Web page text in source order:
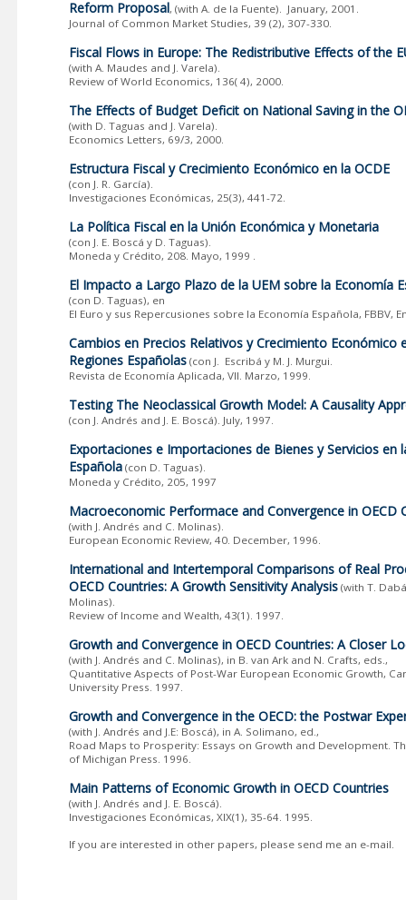
Reform Proposal, (with A. de la Fuente). January, 2001.
Journal of Common Market Studies, 39 (2), 307-330.
Fiscal Flows in Europe: The Redistributive Effects of the
(with A. Maudes and J. Varela).
Review of World Economics, 136( 4), 2000.
The Effects of Budget Deficit on National Saving in the
(with D. Taguas and J. Varela).
Economics Letters, 69/3, 2000.
Estructura Fiscal y Crecimiento Económico en la OCDE
(con J. R. García).
Investigaciones Económicas, 25(3), 441-72.
La Política Fiscal en la Unión Económica y Monetaria
(con J. E. Boscá y D. Taguas).
Moneda y Crédito, 208. Mayo, 1999 .
El Impacto a Largo Plazo de la UEM sobre la Economía
(con D. Taguas), en
El Euro y sus Repercusiones sobre la Economía Española, FBBV,
Cambios en Precios Relativos y Crecimiento Económico
Regiones Españolas (con J. Escribá y M. J. Murgui.
Revista de Economía Aplicada, VII. Marzo, 1999.
Testing The Neoclassical Growth Model: A Causality
(con J. Andrés and J. E. Boscá). July, 1997.
Exportaciones e Importaciones de Bienes y Servicios en
Española (con D. Taguas).
Moneda y Crédito, 205, 1997
Macroeconomic Performace and Convergence in OECD
(with J. Andrés and C. Molinas).
European Economic Review, 40. December, 1996.
International and Intertemporal Comparisons of Real
OECD Countries: A Growth Sensitivity Analysis (with T.
Molinas).
Review of Income and Wealth, 43(1). 1997.
Growth and Convergence in OECD Countries: A Closer
(with J. Andrés and C. Molinas), in B. van Ark and N. Crafts, eds.,
Quantitative Aspects of Post-War European Economic Growth,
University Press. 1997.
Growth and Convergence in the OECD: the Postwar
(with J. Andrés and J.E: Boscá), in A. Solimano, ed.,
Road Maps to Prosperity: Essays on Growth and Development.
of Michigan Press. 1996.
Main Patterns of Economic Growth in OECD Countries
(with J. Andrés and J. E. Boscá).
Investigaciones Económicas, XIX(1), 35-64. 1995.
If you are interested in other papers, please send me an e-mail.